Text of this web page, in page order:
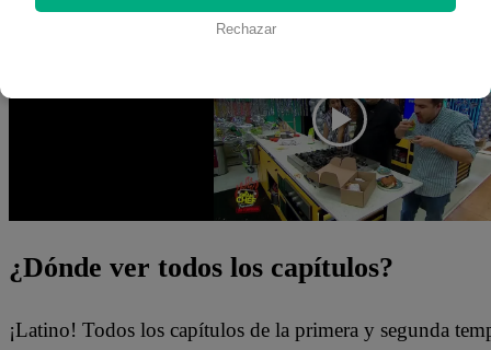
que los voy a extrañar”, comentó Milene.
¿Dónde ver todos los capítulos?
¡Latino! Todos los capítulos de la primera y segunda
Rechazar